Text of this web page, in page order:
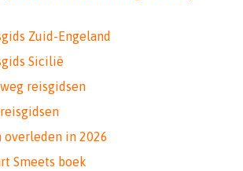
Zuid-Engeland
Sicilië
reisgidsen
overleden in 2026
Smeets boek